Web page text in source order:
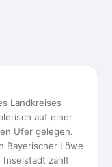
Landkreises
auf einer
Ufer gelegen.
Bayerischer Löwe
zählt